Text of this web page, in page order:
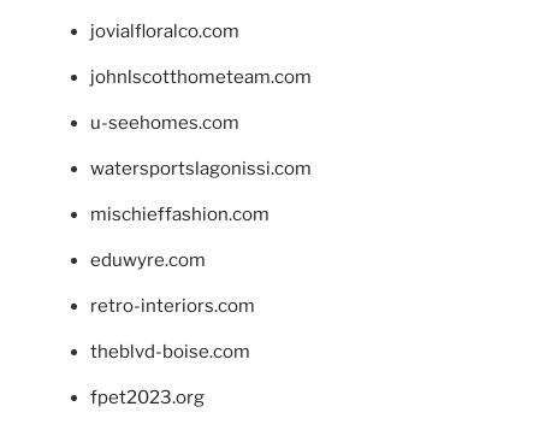
jovialfloralco.com
johnlscotthometeam.com
u-seehomes.com
watersportslagonissi.com
mischieffashion.com
eduwyre.com
retro-interiors.com
theblvd-boise.com
fpet2023.org